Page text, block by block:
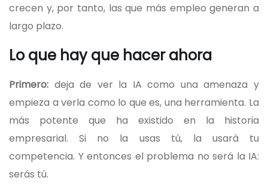
crecen y, por tanto, las que más empleo generan a
largo plazo.
Lo que hay que hacer ahora
Primero: deja de ver la IA como una amenaza y
empieza a verla como lo que es, una herramienta. La
más potente que ha existido en la historia
empresarial. Si no la usas tú, la usará tu
competencia. Y entonces el problema no será la IA:
serás tú.